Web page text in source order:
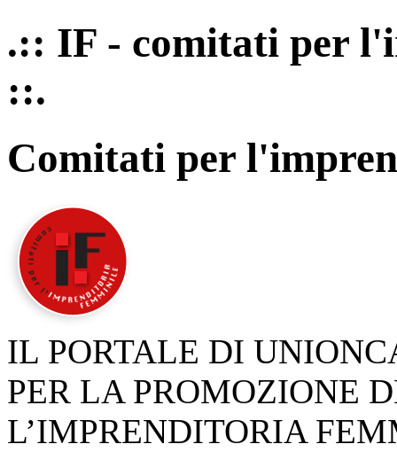
.:: IF - comitati per
::.
Comitati per
IL PORTALE DI
PER LA PROMOZIONE
L’IMPRENDITORIA